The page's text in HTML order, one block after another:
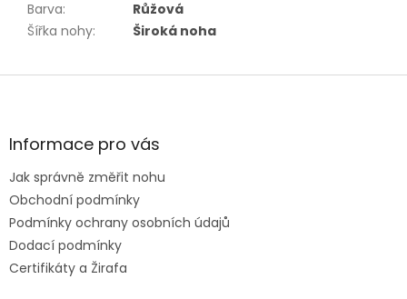
Barva:
Růžová
Šířka nohy: Široká noha
Z
aInformace pro vás
Jak správně změřit nohu
Obchodní podmínky
Podmínky ochrany osobních údajů
Dodací podmínky
Certifikáty a Žirafa